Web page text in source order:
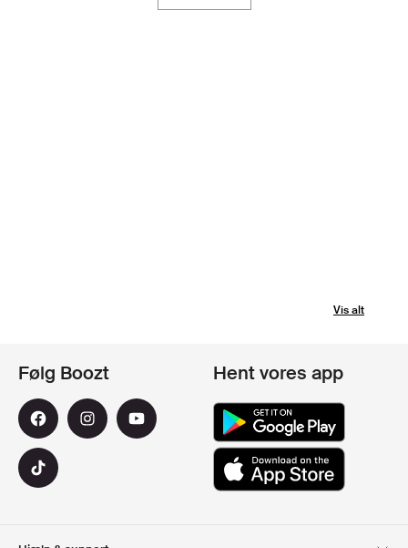
Vis alt
Følg Boozt Hent vores app